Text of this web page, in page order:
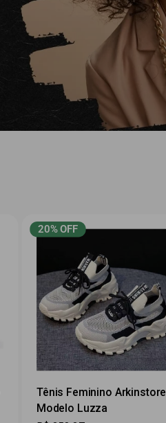
20% OFF
Tênis Feminino Arkinstore
Modelo Luzza